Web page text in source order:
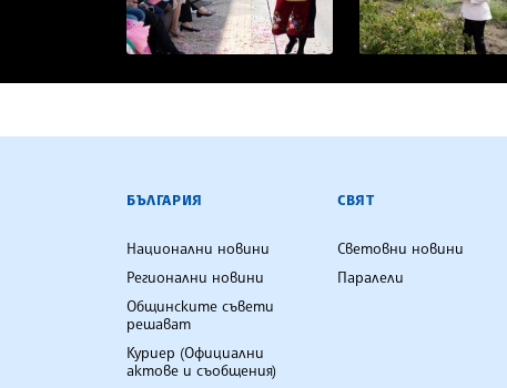
БЪЛГАРСКА ТЕЛЕГРАФНА
БЪЛГАРИЯ
Национални новини
Регионални новини
Общинските съвети
решават
Куриер (Официални
актове и съобщения)
СВЯТ
Световни новини
Паралели